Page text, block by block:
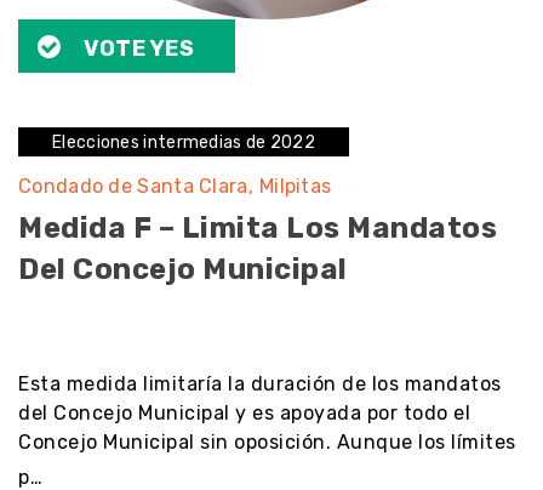
VOTE YES
Elecciones intermedias de 2022
Condado de Santa Clara Milpitas
Medida F – Limita Los Mandatos
Del Concejo Municipal
Esta medida limitaría la duración de los mandatos
del Concejo Municipal y es apoyada por todo el
Concejo Municipal sin oposición. Aunque los límites
p…